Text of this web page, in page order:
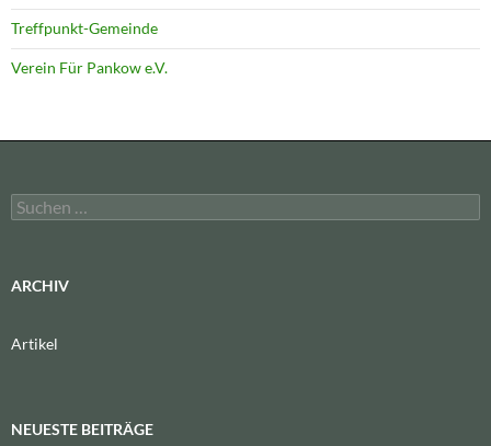
Treffpunkt-Gemeinde
Verein Für Pankow e.V.
Suchen
nach:
ARCHIV
Artikel
NEUESTE BEITRÄGE